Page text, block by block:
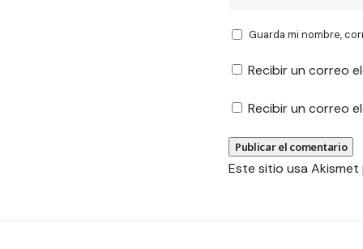
Guarda mi nombre,
Recibir un correo
Recibir un correo
Este sitio usa